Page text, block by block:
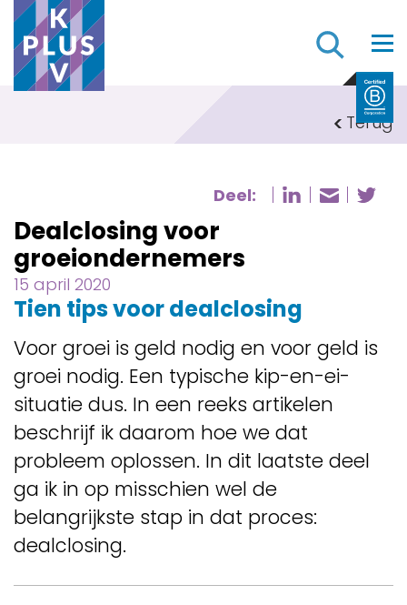
Terug
Deel: DeelDeel
Dealclosing voor
groeiondernemers
15 april 2020
Tien tips voor dealclosing
Voor groei is geld nodig en voor geld is
groei nodig. Een typische kip-en-ei-
situatie dus. In een reeks artikelen
beschrijf ik daarom hoe we dat
probleem oplossen. In dit laatste deel
ga ik in op misschien wel de
belangrijkste stap in dat proces:
dealclosing.